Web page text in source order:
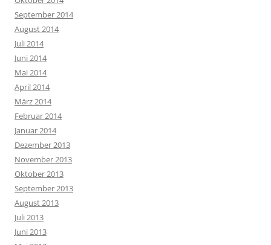
September 2014
August 2014
Juli 2014
Juni 2014
Mai 2014
April 2014
März 2014
Februar 2014
Januar 2014
Dezember 2013
November 2013
Oktober 2013
September 2013
August 2013
Juli 2013
Juni 2013